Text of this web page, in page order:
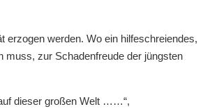
erzogen werden. Wo ein hilfeschreiendes,
muss, zur Schadenfreude der jüngsten
dieser großen Welt ……“,